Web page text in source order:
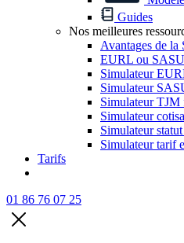
Guides
Nos meilleures
Avantages de la
EURL ou SASU
Simulateur
Simulateur
Simulateur TJM
Simulateur
Simulateur
Simulateur tarif
Tarifs
01 86 76 07 25